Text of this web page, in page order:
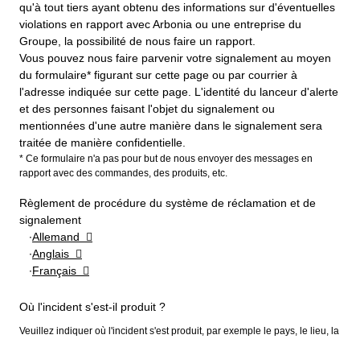
qu'à tout tiers ayant obtenu des informations sur d'éventuelles
violations en rapport avec Arbonia ou une entreprise du
Groupe, la possibilité de nous faire un rapport.
Vous pouvez nous faire parvenir votre signalement au moyen
du formulaire* figurant sur cette page ou par courrier à
l'adresse indiquée sur cette page. L'identité du lanceur d'alerte
et des personnes faisant l'objet du signalement ou
mentionnées d'une autre manière dans le signalement sera
traitée de manière confidentielle.
* Ce formulaire n'a pas pour but de nous envoyer des messages en
rapport avec des commandes, des produits, etc.
Règlement de procédure du système de réclamation et de
signalement
Allemand
Anglais
Français
Où l'incident s'est-il produit ?
Veuillez indiquer où l'incident s'est produit, par exemple le pays, le lieu, la